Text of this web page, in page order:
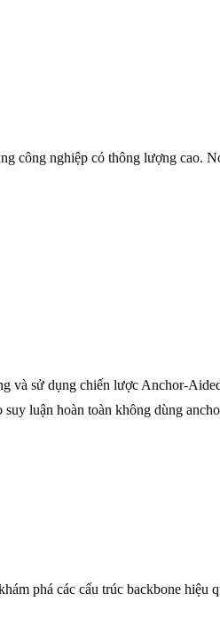
công nghiệp có thông lượng cao.
sử dụng chiến lược Anchor-
luận hoàn toàn không dùng
phá các cấu trúc backbone hiệu